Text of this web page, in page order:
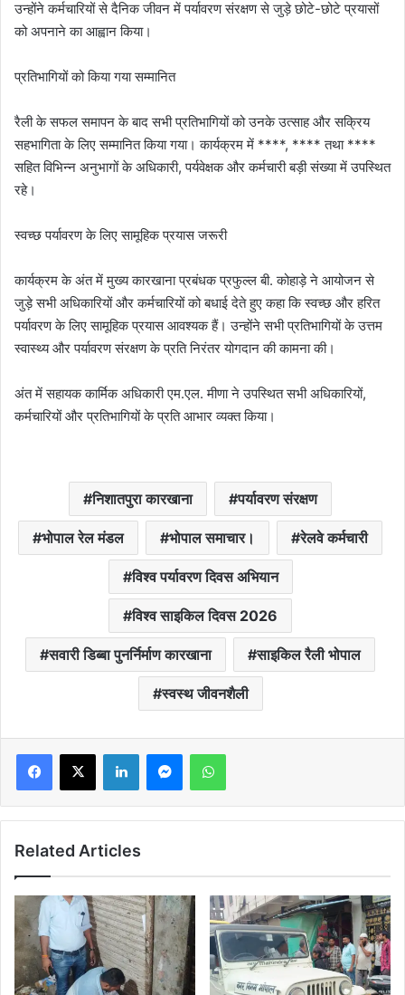
उन्होंने कर्मचारियों से दैनिक जीवन में पर्यावरण संरक्षण से जुड़े छोटे-छोटे प्रयासों
को अपनाने का आह्वान किया।
प्रतिभागियों को किया गया सम्मानित
रैली के सफल समापन के बाद सभी प्रतिभागियों को उनके उत्साह और सक्रिय
सहभागिता के लिए सम्मानित किया गया। कार्यक्रम में ****, **** तथा ****
सहित विभिन्न अनुभागों के अधिकारी, पर्यवेक्षक और कर्मचारी बड़ी संख्या में उपस्थित
रहे।
स्वच्छ पर्यावरण के लिए सामूहिक प्रयास जरूरी
कार्यक्रम के अंत में मुख्य कारखाना प्रबंधक प्रफुल्ल बी. कोहाड़े ने आयोजन से
जुड़े सभी अधिकारियों और कर्मचारियों को बधाई देते हुए कहा कि स्वच्छ और हरित
पर्यावरण के लिए सामूहिक प्रयास आवश्यक हैं। उन्होंने सभी प्रतिभागियों के उत्तम
स्वास्थ्य और पर्यावरण संरक्षण के प्रति निरंतर योगदान की कामना की।
अंत में सहायक कार्मिक अधिकारी एम.एल. मीणा ने उपस्थित सभी अधिकारियों,
कर्मचारियों और प्रतिभागियों के प्रति आभार व्यक्त किया।
निशातपुरा कारखाना पर्यावरण संरक्षण
भोपाल रेल मंडल भोपाल समाचार। रेलवे कर्मचारी
विश्व पर्यावरण दिवस अभियान
विश्व साइकिल दिवस 2026
सवारी डिब्बा पुनर्निर्माण कारखाना साइकिल रैली भोपाल
स्वस्थ जीवनशैली
LinkedInMessengerWhatsApp
Related Articles